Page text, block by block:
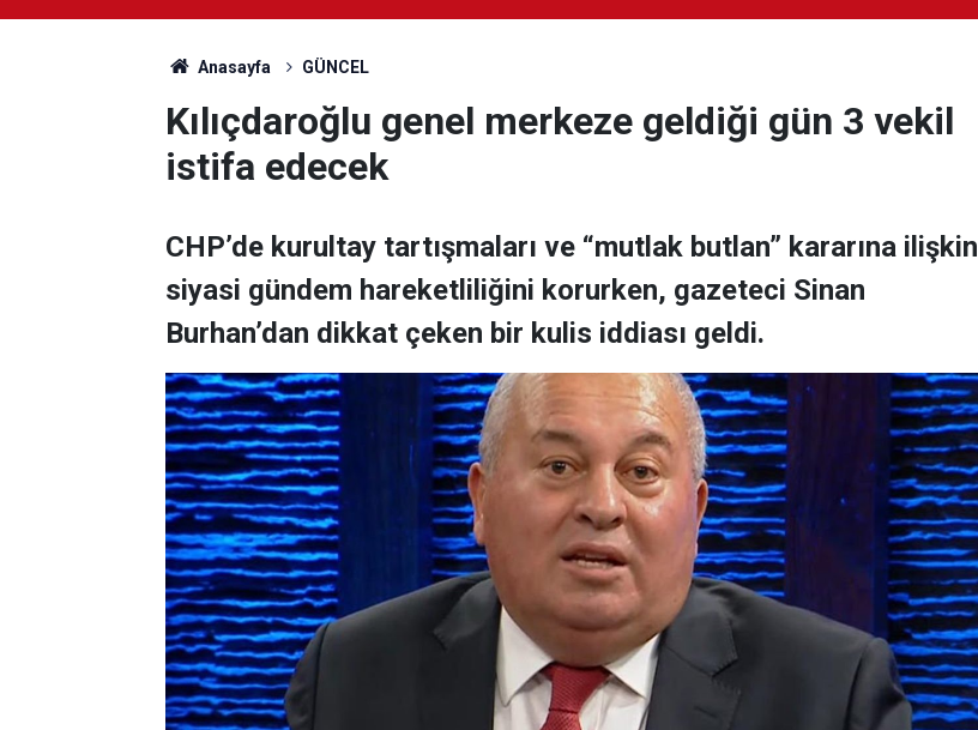
Anasayfa GÜNCEL
Kılıçdaroğlu genel merkeze geldiği gün 3 vekil
istifa edecek
CHP’de kurultay tartışmaları ve “mutlak butlan” kararına ilişkin
siyasi gündem hareketliliğini korurken, gazeteci Sinan
Burhan’dan dikkat çeken bir kulis iddiası geldi.